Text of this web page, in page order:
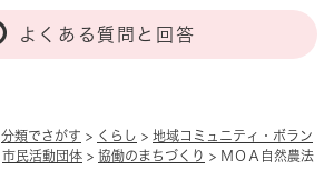
分類でさがす > くらし > 地域コミュニティ・ボラン
市民活動団体 > 協働のまちづくり > ＭＯＡ自然農法
よくある質問と回答